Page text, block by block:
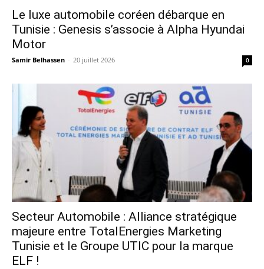
Le luxe automobile coréen débarque en
Tunisie : Genesis s’associe à Alpha Hyundai
Motor
Samir Belhassen - 20 juillet 2026 0
Secteur Automobile : Alliance stratégique
majeure entre TotalEnergies Marketing
Tunisie et le Groupe UTIC pour la marque
ELF !